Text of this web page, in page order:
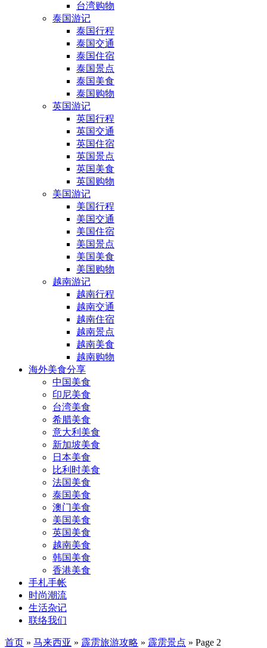
台湾购物
泰国游记
泰国行程
泰国交通
泰国住宿
泰国景点
泰国美食
泰国购物
英国游记
英国行程
英国交通
英国住宿
英国景点
英国美食
英国购物
美国游记
美国行程
美国交通
美国住宿
美国景点
美国美食
美国购物
越南游记
越南行程
越南交通
越南住宿
越南景点
越南美食
越南购物
海外美食分享
中国美食
印尼美食
台湾美食
希腊美食
意大利美食
新加坡美食
日本美食
比利时美食
法国美食
泰国美食
澳门美食
美国美食
英国美食
越南美食
韩国美食
香港美食
手札手帐
时尚潮流
生活杂记
联络我们
首页 » 马来西亚 » 霹雳旅游攻略 » 霹雳景点 » Page 2